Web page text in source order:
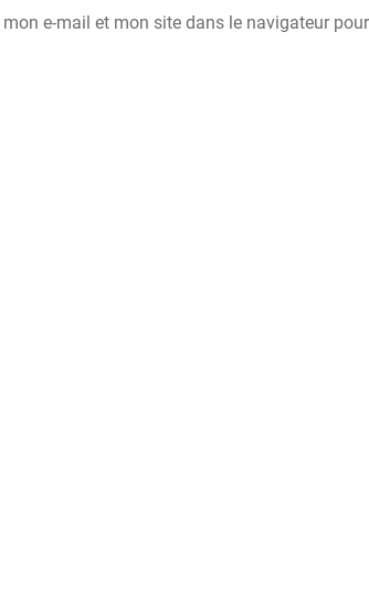
mon e-mail et mon site dans le navigateur